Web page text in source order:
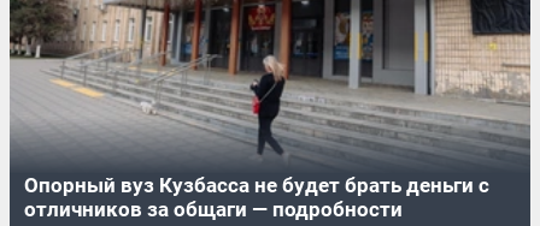
Опорный вуз Кузбасса не будет брать деньги с
отличников за общаги — подробности